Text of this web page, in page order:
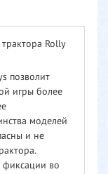
Rolly
позволит
игры более
моделей
и не
фиксации во